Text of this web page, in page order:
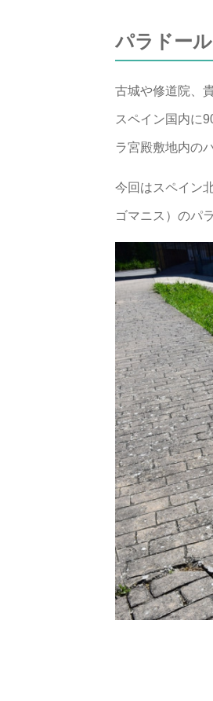
パラドー
古城や修道院、
スペイン国内に
ラ宮殿敷地内の
今回はスペイン
ゴマニス）のパ